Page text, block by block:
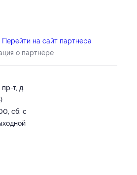
Перейти на сайт партнера
о партнёре
т, д.
сб: с
13-77,